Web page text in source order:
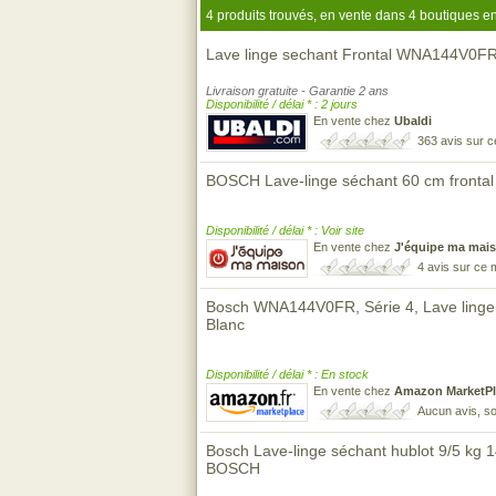
4 produits trouvés, en vente dans 4 boutiques
Lave linge sechant Frontal
Livraison gratuite - Garantie 2 ans
Disponibilité / délai * : 2 jours
En vente chez Ubaldi
363 avis sur
BOSCH Lave-linge séchant 60 cm
Disponibilité / délai * : Voir site
En vente chez J'équipe ma
4 avis sur ce
Bosch WNA144V0FR, Série 4, Lave
Blanc
Disponibilité / délai * : En stock
En vente chez Amazon
Aucun avis,
Bosch Lave-linge séchant hublot 9/5 kg
BOSCH